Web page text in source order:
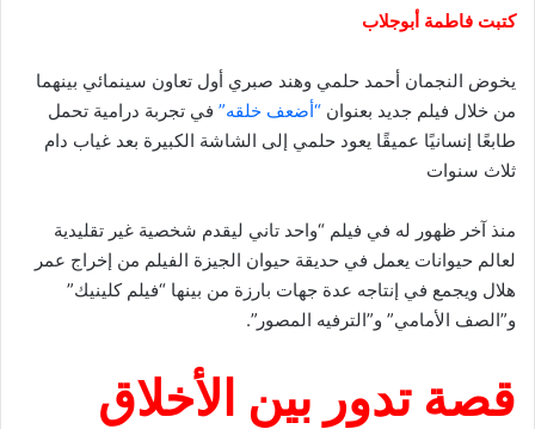
كتبت فاطمة أبوجلاب
يخوض النجمان أحمد حلمي وهند صبري أول تعاون سينمائي بينهما
من خلال فيلم جديد بعنوان “أضعف خلقه” في تجربة درامية تحمل
طابعًا إنسانيًا عميقًا يعود حلمي إلى الشاشة الكبيرة بعد غياب دام
ثلاث سنوات
منذ آخر ظهور له في فيلم “واحد تاني ليقدم شخصية غير تقليدية
لعالم حيوانات يعمل في حديقة حيوان الجيزة الفيلم من إخراج عمر
هلال ويجمع في إنتاجه عدة جهات بارزة من بينها “فيلم كلينيك”
و”الصف الأمامي” و”الترفيه المصور”.
قصة تدور بين الأخلاق